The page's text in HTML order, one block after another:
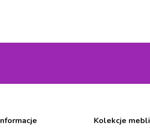
Kolekcje mebli